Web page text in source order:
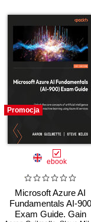
Promocja
ebook
Microsoft Azure AI
Fundamentals AI-900
Exam Guide. Gain